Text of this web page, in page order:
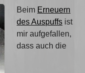
Beim Erneuern
des Auspuffs ist
mir aufgefallen,
dass auch die